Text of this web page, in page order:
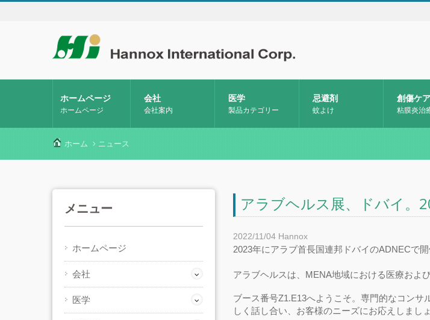
ホームページ
ホームページ
会社
会社案内
医学
製品カテゴリー
忌避剤
蚊よけ
創傷ケア
粘膜炎治
ホーム ニュース
メニュー
ホームページ
会社
医学
アラブヘルス展、ドバイ。
2022/11/04 Hannox
2023年にアラブ首長国連邦ドバイのADNECで
アラブヘルスは、MENA地域における医療およ
ブース番号Z1.E13へようこそ。専門的なコン
しく話し合い、お客様のニーズにお応えしましょ